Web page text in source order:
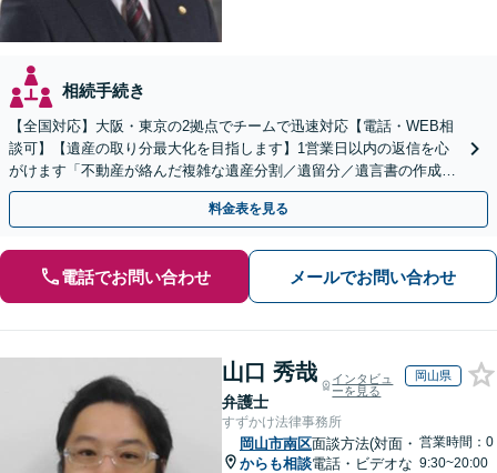
相続手続き
【全国対応】大阪・東京の2拠点でチームで迅速対応【電話・WEB相
談可】【遺産の取り分最大化を目指します】1営業日以内の返信を心
がけます「不動産が絡んだ複雑な遺産分割／遺留分／遺言書の作成・
執行／事業承継など、お任せください」【休日相談あり】
料金表を見る
電話でお問い合わせ メールでお問い合わせ
山口 秀哉
弁護士
インタビュ
ーを見る
岡山県
すずかけ法律事務所
岡山市南区
からも相談
面談方法(対面・
電話・ビデオな
営業時間：0
9:30~20:00